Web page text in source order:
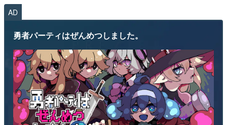
AD
勇者パーティはぜんめつしました。